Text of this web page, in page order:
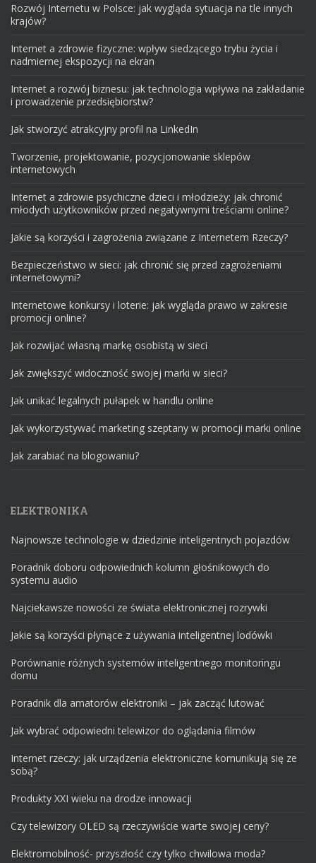
Rozwój Internetu w Polsce: jak wygląda sytuacja na tle innych
krajów?
Internet a zdrowie fizyczne: wpływ siedzącego trybu życia i
nadmiernej ekspozycji na ekran
Internet a rozwój biznesu: jak technologia wpływa na zakładanie
i prowadzenie przedsiębiorstw?
Jak stworzyć atrakcyjny profil na LinkedIn
Tworzenie, projektowanie, pozycjonowanie sklepów
internetowych
Internet a zdrowie psychiczne dzieci i młodzieży: jak chronić
młodych użytkowników przed negatywnymi treściami online?
Jakie są korzyści i zagrożenia związane z Internetem Rzeczy?
Bezpieczeństwo w sieci: jak chronić się przed zagrożeniami
internetowymi?
Internetowe konkursy i loterie: jak wygląda prawo w zakresie
promocji online?
Jak rozwijać własną markę osobistą w sieci
Jak zwiększyć widoczność swojej marki w sieci?
Jak unikać legalnych pułapek w handlu online
Jak wykorzystywać marketing szeptany w promocji marki online
Jak zarabiać na blogowaniu?
ELEKTRONIKA
Najnowsze technologie w dziedzinie inteligentnych pojazdów
Poradnik doboru odpowiednich kolumn głośnikowych do
systemu audio
Najciekawsze nowości ze świata elektronicznej rozrywki
Jakie są korzyści płynące z używania inteligentnej lodówki
Porównanie różnych systemów inteligentnego monitoringu
domu
Poradnik dla amatorów elektroniki – jak zacząć lutować
Jak wybrać odpowiedni telewizor do oglądania filmów
Internet rzeczy: jak urządzenia elektroniczne komunikują się ze
sobą?
Produkty XXI wieku na drodze innowacji
Czy telewizory OLED są rzeczywiście warte swojej ceny?
Elektromobilność- przyszłość czy tylko chwilowa moda?